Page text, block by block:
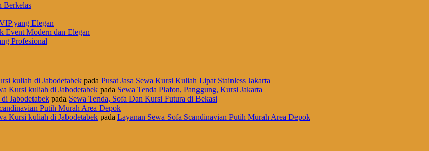
Berkelas
yang Elegan
Event Modern dan Elegan
Profesional
kuliah di Jabodetabek pada Pusat Jasa Sewa Kursi Kuliah Lipat Stainless Jakarta
Kursi kuliah di Jabodetabek pada Sewa Tenda Plafon, Panggung, Kursi Jakarta
Jabodetabek pada Sewa Tenda, Sofa Dan Kursi Futura di Bekasi
Putih Murah Area Depok
Kursi kuliah di Jabodetabek pada Layanan Sewa Sofa Scandinavian Putih Murah Area Depok